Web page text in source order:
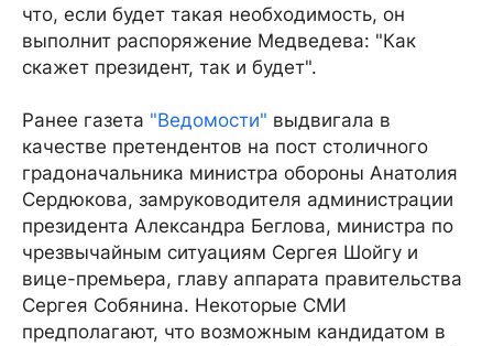
что, если будет такая необходимость, он
выполнит распоряжение Медведева: "Как
скажет президент, так и будет".
Ранее газета "Ведомости" выдвигала в
качестве претендентов на пост столичного
градоначальника министра обороны Анатолия
Сердюкова, замруководителя администрации
президента Александра Беглова, министра по
чрезвычайным ситуациям Сергея Шойгу и
вице-премьера, главу аппарата правительства
Сергея Собянина. Некоторые СМИ
предполагают, что возможным кандидатом в